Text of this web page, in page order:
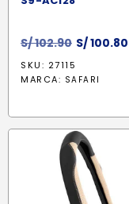
S/102.90 El
original
S/100.80
SKU: 27115
MARCA: SAFARI